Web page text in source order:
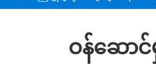
ဝန်ဆောင်